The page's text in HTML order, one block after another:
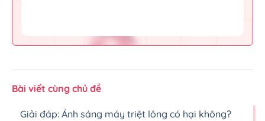
Bài viết cùng chủ đề
Giải đáp: Ánh sáng máy triệt lông có hại không?